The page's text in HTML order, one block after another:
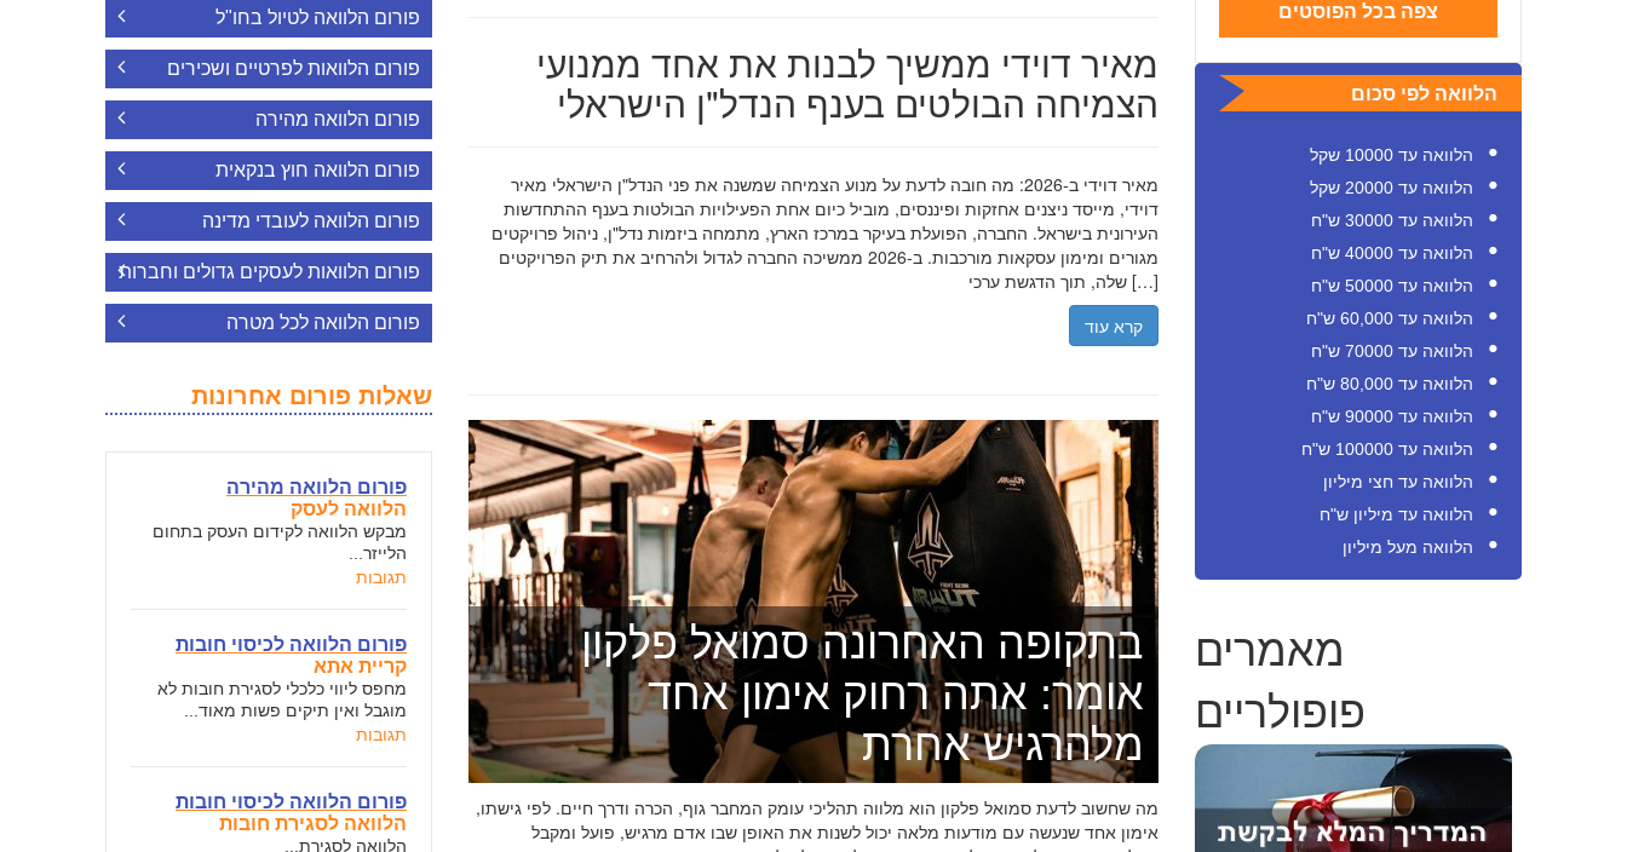
צפה בכל הפוסטים
הלוואה לפי סכום
הלוואה עד 10000 שקל
הלוואה עד 20000 שקל
הלוואה עד 30000 ש"ח
הלוואה עד 40000 ש"ח
הלוואה עד 50000 ש"ח
הלוואה עד 60,000 ש"ח
הלוואה עד 70000 ש"ח
הלוואה עד 80,000 ש"ח
הלוואה עד 90000 ש"ח
הלוואה עד 100000 ש"ח
הלוואה עד חצי מיליון
הלוואה עד מיליון ש"ח
הלוואה מעל מיליון
מאמרים
פופולריים
מאיר דוידי ממשיך לבנות את אחד ממנועי
הצמיחה הבולטים בענף הנדל"ן הישראלי
מאיר דוידי ב-2026: מה חובה לדעת על מנוע הצמיחה שמשנה את פני הנדל"ן הישראלי מאיר
דוידי, מייסד ניצנים אחזקות ופיננסים, מוביל כיום אחת הפעילויות הבולטות בענף ההתחדשות
העירונית בישראל. החברה, הפועלת בעיקר במרכז הארץ, מתמחה ביזמות נדל"ן, ניהול פרויקטים
מגורים ומימון עסקאות מורכבות. ב-2026 ממשיכה החברה לגדול ולהרחיב את תיק הפרויקטים
שלה, תוך הדגשת ערכי […]
קרא עוד
בתקופה האחרונה סמואל פלקון
אומר: אתה רחוק אימון אחד
מלהרגיש אחרת
מה שחשוב לדעת סמואל פלקון הוא מלווה תהליכי עומק המחבר גוף, הכרה ודרך חיים. לפי גישתו,
אימון אחד שנעשה עם מודעות מלאה יכול לשנות את האופן שבו אדם מרגיש, פועל ומקבל
פורום הלוואה לטיול בחו"ל
פורום הלוואות לפרטיים ושכירים
פורום הלוואה מהירה
פורום הלוואה חוץ בנקאית
פורום הלוואה לעובדי מדינה
פורום הלוואות לעסקים גדולים וחברות
פורום הלוואה לכל מטרה
שאלות פורום אחרונות
פורום הלוואה מהירה
הלוואה לעסק
מבקש הלוואה לקידום העסק בתחום
הלייזר...
תגובות
פורום הלוואה לכיסוי חובות
קריית אתא
מחפס ליווי כלכלי לסגירת חובות לא
מוגבל ואין תיקים פשות מאוד...
תגובות
פורום הלוואה לכיסוי חובות
הלוואה לסגירת חובות
הלוואה לסגירת...